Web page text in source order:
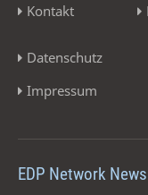
Kontakt
Datenschutz
Impressum
EDP Network